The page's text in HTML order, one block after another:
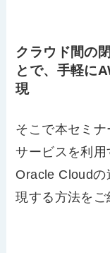
クラウド間の
とで、手軽に
現
そこで本セミ
サービスを利用
Oracle Cloudの
現する方法をご